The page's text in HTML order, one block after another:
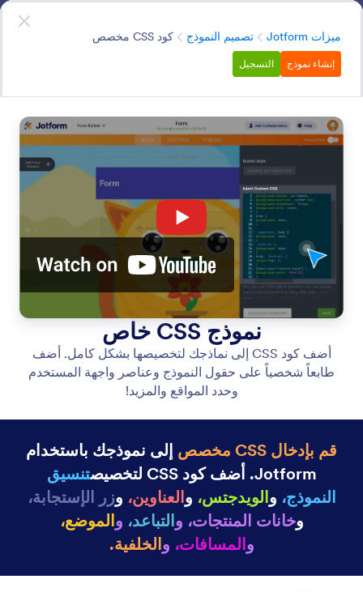
Form Styling
قم بتخصيص شكل ومظهر نماذجك في ثوانٍ باستخدام منشئ
النماذج البديهي من Jotform. أنشئ سمات مخصصة، وأرفق
صورًا ومقاطع فيديو، واختر الخطوط والألوان، وأضف CSS
المخصص الخاص بك، والمزيد — دون الحاجة إلى أي برمجة.
بدء الحوار
ميزات Jotform تصميم النموذج الفئةكود CSS مخصص
إنشاء نموذج التسجيل
البحث في جميع الميزات
ميزات Jotform تصميم النموذجالفئة
ثيمات النماذج
فئات الميزات